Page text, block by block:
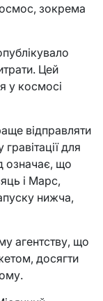
зокрема
Цей
у космосі
відправляти
для
означає, що
і Марс,
нижча,
агентству, що
досягти